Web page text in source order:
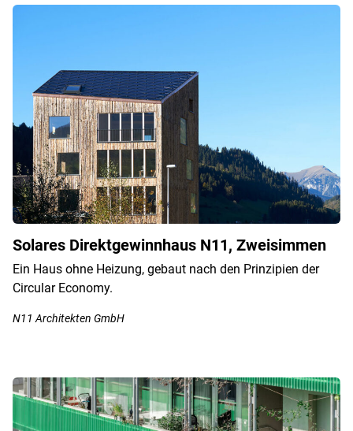
Solares Direktgewinnhaus N11, Zweisimmen
Ein Haus ohne Heizung, gebaut nach den Prinzipien der
Circular Economy.
N11 Architekten GmbH